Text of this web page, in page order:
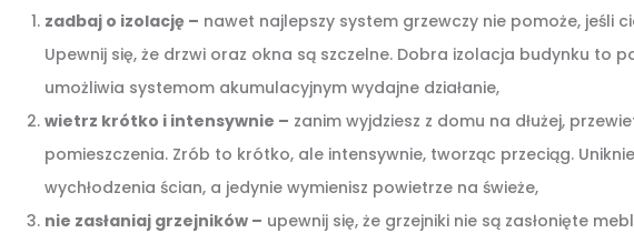
zadbaj o izolację – nawet najlepszy system grzewczy nie pomoże, jeśli
Upewnij się, że drzwi oraz okna są szczelne. Dobra izolacja budynku to
umożliwia systemom akumulacyjnym wydajne działanie,
wietrz krótko i intensywnie – zanim wyjdziesz z domu na dłużej,
pomieszczenia. Zrób to krótko, ale intensywnie, tworząc przeciąg.
wychłodzenia ścian, a jedynie wymienisz powietrze na świeże,
nie zasłaniaj grzejników – upewnij się, że grzejniki nie są zasłonięte